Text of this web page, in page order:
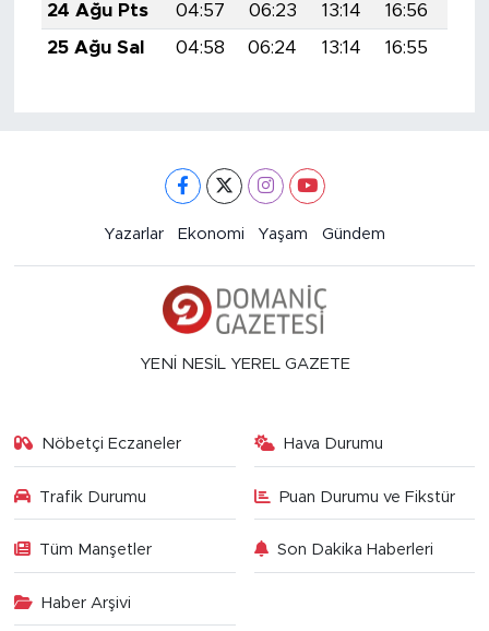
24 Ağu Pts
04:57 06:23 13:14 16:56
25 Ağu Sal
04:58 06:24 13:14 16:55
Yazarlar Ekonomi Yaşam Gündem
YENİ NESİL YEREL GAZETE
Nöbetçi Eczaneler Hava Durumu
Trafik Durumu Puan Durumu ve Fikstür
Tüm Manşetler Son Dakika Haberleri
Haber Arşivi